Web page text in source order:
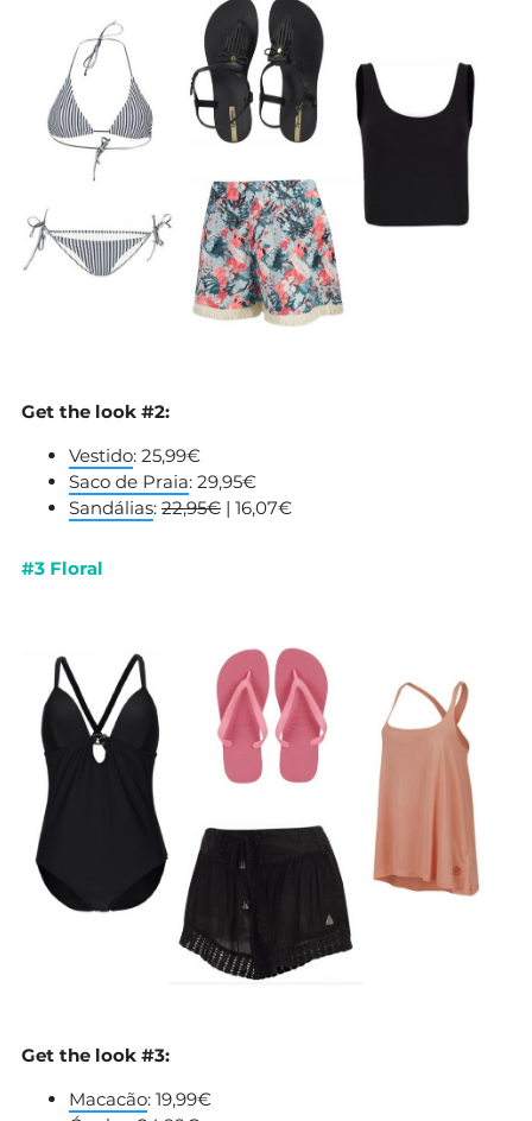
Get the look #2:
Vestido: 25,99€
Saco de Praia: 29,95€
Sandálias: 22,95€ | 16,07€
#3 Floral
Get the look #3:
Macacão: 19,99€